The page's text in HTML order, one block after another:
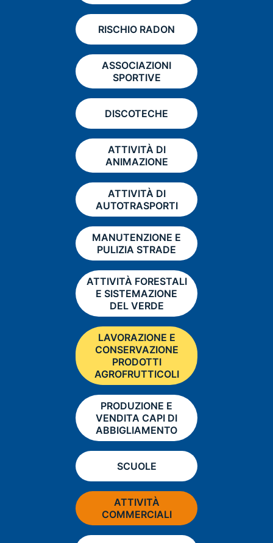
RISCHIO RADON
ASSOCIAZIONI
SPORTIVE
DISCOTECHE
ATTIVITÀ DI
ANIMAZIONE
ATTIVITÀ DI
AUTOTRASPORTI
MANUTENZIONE E
PULIZIA STRADE
ATTIVITÀ FORESTALI
E SISTEMAZIONE
DEL VERDE
LAVORAZIONE E
CONSERVAZIONE
PRODOTTI
AGROFRUTTICOLI
PRODUZIONE E
VENDITA CAPI DI
ABBIGLIAMENTO
SCUOLE
ATTIVITÀ
COMMERCIALI